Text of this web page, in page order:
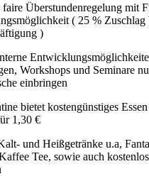
faire Überstundenregelung mit
( 25 % Zuschlag
)
Workshops und Seminare
einbringen
bietet kostengünstiges
1,30 €
und Heißgetränke u.a,
Tee, sowie auch